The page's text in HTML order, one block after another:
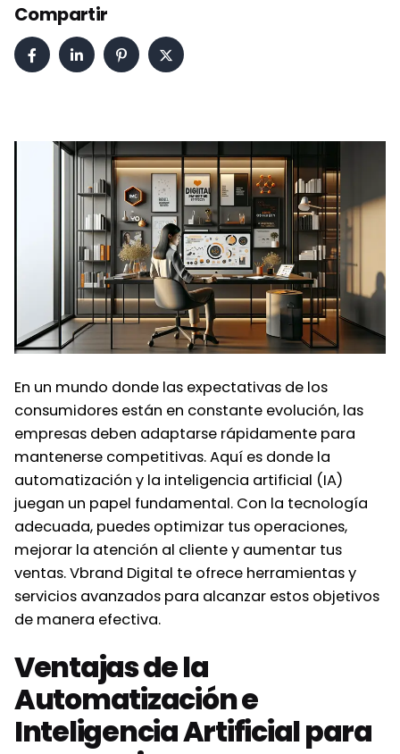
Compartir
En un mundo donde las expectativas de los
consumidores están en constante evolución, las
empresas deben adaptarse rápidamente para
mantenerse competitivas. Aquí es donde la
automatización y la inteligencia artificial (IA)
juegan un papel fundamental. Con la tecnología
adecuada, puedes optimizar tus operaciones,
mejorar la atención al cliente y aumentar tus
ventas. Vbrand Digital te ofrece herramientas y
servicios avanzados para alcanzar estos objetivos
de manera efectiva.
Ventajas de la
Automatización e
Inteligencia Artificial para